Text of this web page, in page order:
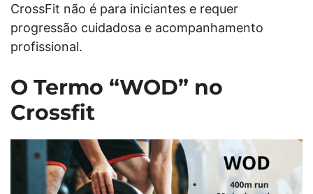
CrossFit não é para iniciantes e requer
progressão cuidadosa e acompanhamento
profissional.
O Termo “WOD” no
Crossfit